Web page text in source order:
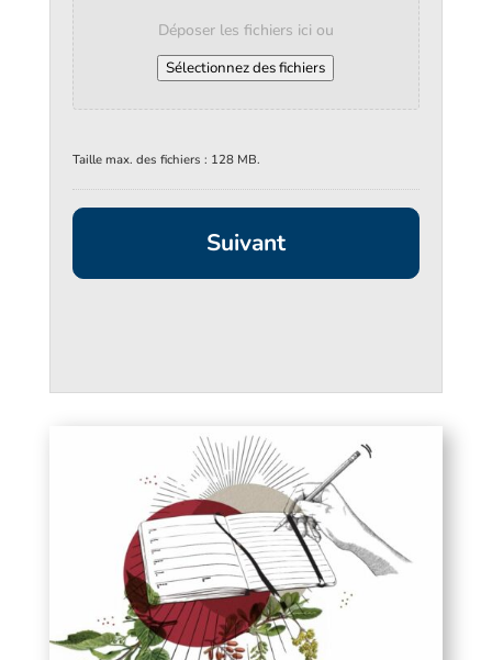
Déposer les fichiers ici ou
Sélectionnez des fichiers
Taille max. des fichiers : 128 MB.